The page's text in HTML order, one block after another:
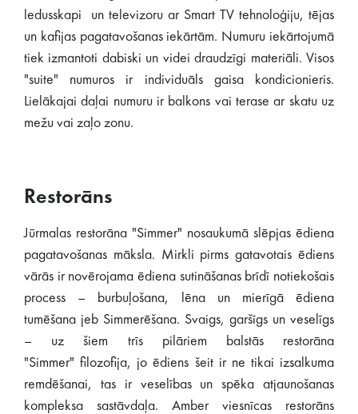
ledusskapi un televizoru ar Smart TV tehnoloģiju, tējas
un kafijas pagatavošanas iekārtām. Numuru iekārtojumā
tiek izmantoti dabiski un videi draudzīgi materiāli. Visos
"suite" numuros ir individuāls gaisa kondicionieris.
Lielākajai daļai numuru ir balkons vai terase ar skatu uz
mežu vai zaļo zonu.
Restorāns
Jūrmalas restorāna "Simmer" nosaukumā slēpjas ēdiena
pagatavošanas māksla. Mirkli pirms gatavotais ēdiens
vārās ir novērojama ēdiena sutināšanas brīdī notiekošais
process – burbuļošana, lēna un mierīgā ēdiena
tumēšana jeb Simmerēšana. Svaigs, garšīgs un veselīgs
– uz šiem trīs pilāriem balstās restorāna
"Simmer" filozofija, jo ēdiens šeit ir ne tikai izsalkuma
remdēšanai, tas ir veselības un spēka atjaunošanas
kompleksa sastāvdaļa. Amber viesnīcas restorāns